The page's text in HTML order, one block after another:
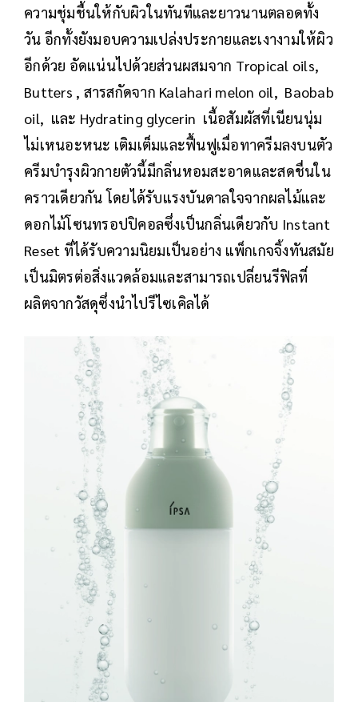
ความชุ่มชื้นให้กับผิวในทันทีและยาวนานตลอดทั้ง
วัน อีกทั้งยังมอบความเปล่งประกายและเงางามให้ผิว
อีกด้วย อัดแน่นไปด้วยส่วนผสมจาก Tropical oils,
Butters , สารสกัดจาก Kalahari melon oil, Baobab
oil, และ Hydrating glycerin เนื้อสัมผัสที่เนียนนุ่ม
ไม่เหนอะหนะ เติมเต็มและฟื้นฟูเมื่อทาครีมลงบนตัว
ครีมบำรุงผิวกายตัวนี้มีกลิ่นหอมสะอาดและสดชื่นใน
คราวเดียวกัน โดยได้รับแรงบันดาลใจจากผลไม้และ
ดอกไม้โซนทรอปปิคอลซึ่งเป็นกลิ่นเดียวกับ Instant
Reset ที่ได้รับความนิยมเป็นอย่าง แพ็กเกจจิ้งทันสมัย
เป็นมิตรต่อสิ่งแวดล้อมและสามารถเปลี่ยนรีฟิลที่
ผลิตจากวัสดุซึ่งนำไปรีไซเคิลได้